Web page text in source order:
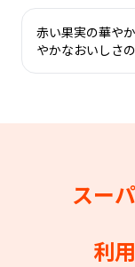
赤い果実の華や
やかなおいしさ
スー
利